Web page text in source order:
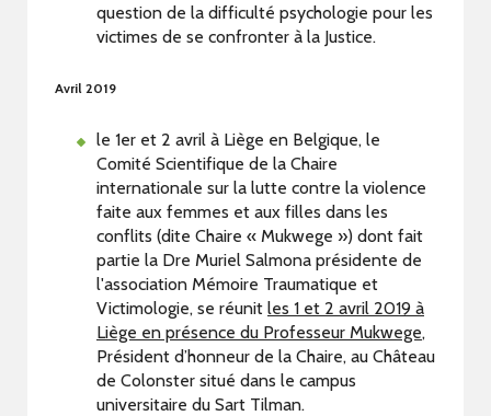
question de la difficulté psychologie pour les
victimes de se confronter à la Justice.
Avril 2019
le 1er et 2 avril à Liège en Belgique, le
Comité Scientifique de la Chaire
internationale sur la lutte contre la violence
faite aux femmes et aux filles dans les
conflits (dite Chaire « Mukwege ») dont fait
partie la Dre Muriel Salmona présidente de
l'association Mémoire Traumatique et
Victimologie, se réunit les 1 et 2 avril 2019 à
Liège en présence du Professeur Mukwege,
Président d’honneur de la Chaire, au Château
de Colonster situé dans le campus
universitaire du Sart Tilman.